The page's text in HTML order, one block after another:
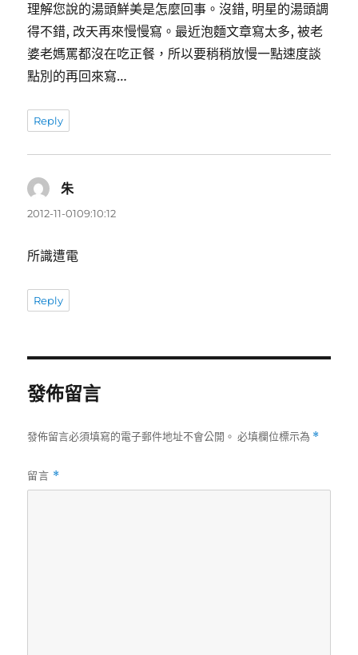
理解您說的湯頭鮮美是怎麼回事。沒錯, 明星的湯頭調
得不錯, 改天再來慢慢寫。最近泡麵文章寫太多, 被老
婆老媽罵都沒在吃正餐，所以要稍稍放慢一點速度談
點別的再回來寫…
Reply
朱表
示:
2012-11-0109:10:12
所識遭電
Reply
發佈留言
發佈留言必須填寫的電子郵件地址不會公開。 必填欄位標示為 *
留言 *